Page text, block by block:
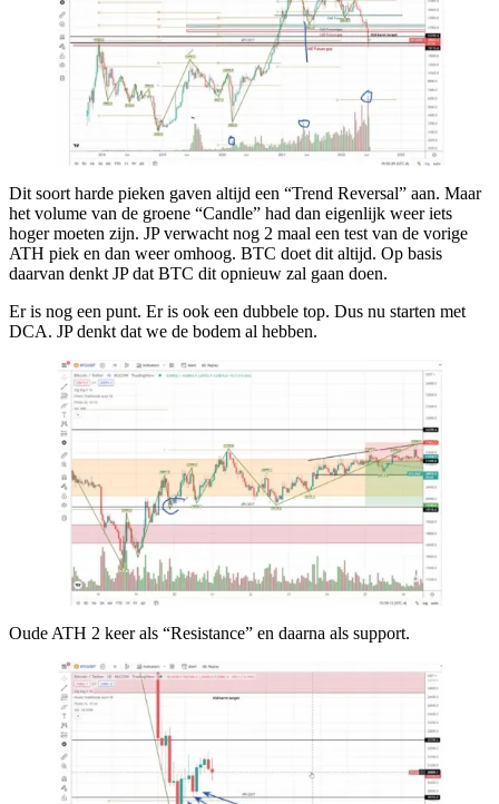
Dit soort harde pieken gaven altijd een “Trend Reversal” aan. Maar
het volume van de groene “Candle” had dan eigenlijk weer iets
hoger moeten zijn. JP verwacht nog 2 maal een test van de vorige
ATH piek en dan weer omhoog. BTC doet dit altijd. Op basis
daarvan denkt JP dat BTC dit opnieuw zal gaan doen.
Er is nog een punt. Er is ook een dubbele top. Dus nu starten met
DCA. JP denkt dat we de bodem al hebben.
Oude ATH 2 keer als “Resistance” en daarna als support.